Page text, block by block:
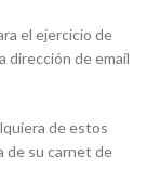
el ejercicio de
dirección de email
de estos
de su carnet de